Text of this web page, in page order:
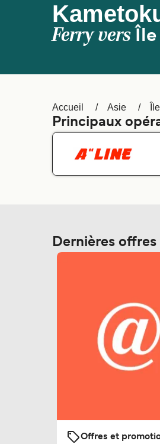
Ferry vers
Accueil Asie
Principaux
Dernières offres
Offres et